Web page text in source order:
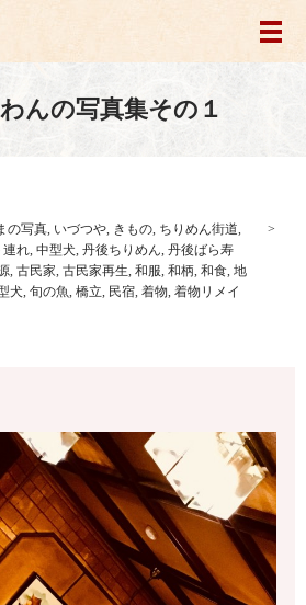
メ
んの写真集その１
の写真, いづつや, きもの, ちりめん街道,
連れ, 中型犬, 丹後ちりめん, 丹後ばら寿
, 古民家, 古民家再生, 和服, 和柄, 和食, 地
犬, 旬の魚, 橋立, 民宿, 着物, 着物リメイ